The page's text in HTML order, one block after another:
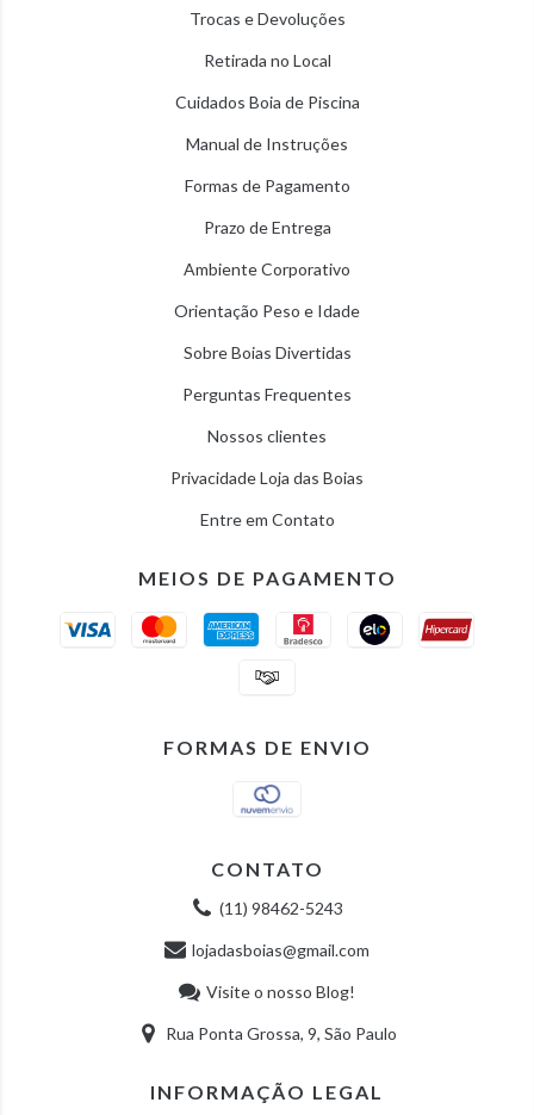
Trocas e Devoluções
Retirada no Local
Cuidados Boia de Piscina
Manual de Instruções
Formas de Pagamento
Prazo de Entrega
Ambiente Corporativo
Orientação Peso e Idade
Sobre Boias Divertidas
Perguntas Frequentes
Nossos clientes
Privacidade Loja das Boias
Entre em Contato
MEIOS DE PAGAMENTO
FORMAS DE ENVIO
CONTATO
(11) 98462-5243
lojadasboias@gmail.com
Visite o nosso Blog!
Rua Ponta Grossa, 9, São Paulo
INFORMAÇÃO LEGAL